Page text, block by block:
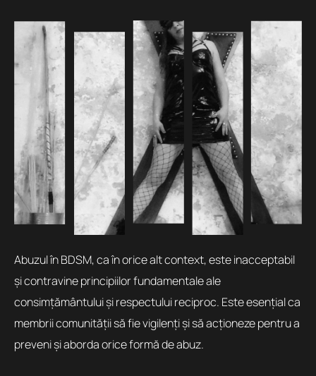
Abuzul în BDSM, ca în orice alt context, este inacceptabil
și contravine principiilor fundamentale ale
consimțământului și respectului reciproc. Este esențial ca
membrii comunității să fie vigilenți și să acționeze pentru a
preveni și aborda orice formă de abuz.